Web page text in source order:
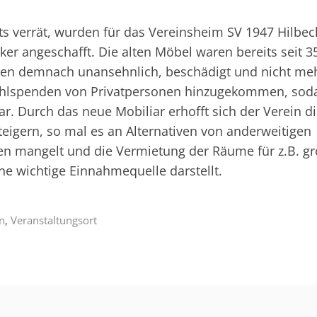
verrät, wurden für das Vereinsheim SV 1947
angeschafft. Die alten Möbel waren bereits seit
demnach unansehnlich, beschädigt und nicht
von Privatpersonen hinzugekommen,
Durch das neue Mobiliar erhofft sich der Verein
so mal es an Alternativen von anderweitigen
mangelt und die Vermietung der Räume für z.B.
wichtige Einnahmequelle darstellt.
,Veranstaltungsort